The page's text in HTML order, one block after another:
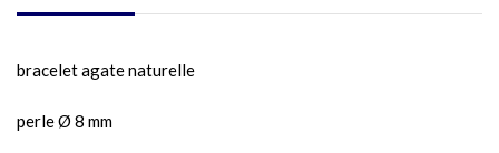
bracelet agate naturelle
perle Ø 8 mm